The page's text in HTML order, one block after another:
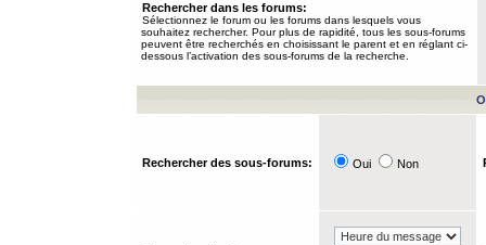
Rechercher dans les forums:
Sélectionnez le forum ou les forums dans lesquels vous
souhaitez rechercher. Pour plus de rapidité, tous les sous-forums
peuvent être recherchés en choisissant le parent et en réglant ci-
dessous l’activation des sous-forums de la recherche.
Rechercher des sous-forums: Oui Non